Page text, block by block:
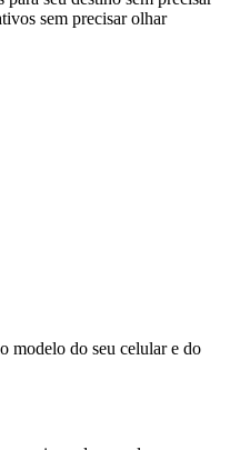
sem precisar olhar
modelo do seu celular e do